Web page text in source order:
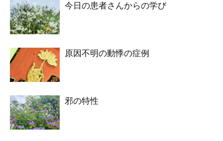
今日の患者さんからの学び
原因不明の動悸の症例
邪の特性